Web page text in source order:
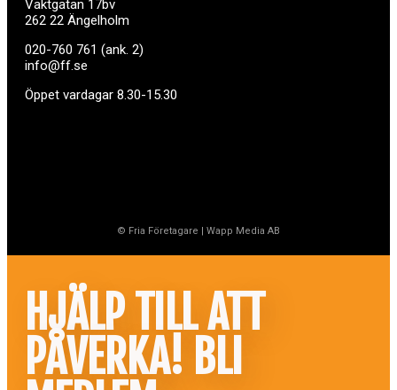
Vaktgatan 17bv
262 22 Ängelholm
020-760 761 (ank. 2)
info@ff.se
Öppet vardagar 8.30-15.30
© Fria Företagare | Wapp Media AB
HJÄLP TILL ATT
PÅVERKA! BLI